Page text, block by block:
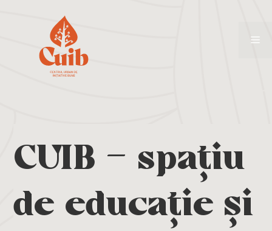
CUIB – spațiu
de educație și